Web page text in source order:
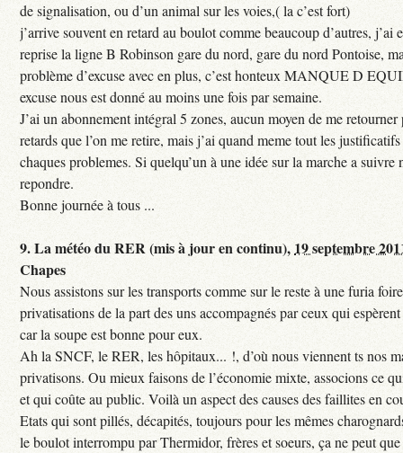
de signalisation, ou d’un animal sur les voies,( la c’est fort)
j’arrive souvent en retard au boulot comme beaucoup d’autres, j’ai
reprise la ligne B Robinson gare du nord, gare du nord Pontoise,
problème d’excuse avec en plus, c’est honteux MANQUE D
excuse nous est donné au moins une fois par semaine.
J’ai un abonnement intégral 5 zones, aucun moyen de me
retards que l’on me retire, mais j’ai quand meme tout les
chaques problemes. Si quelqu’un à une idée sur la marche a suivre
repondre.
Bonne journée à tous ...
9.La météo du RER (mis à jour en continu), 19 septembre
Chapes
Nous assistons sur les transports comme sur le reste à une furia
privatisations de la part des uns accompagnés par ceux qui
car la soupe est bonne pour eux.
Ah la SNCF, le RER, les hôpitaux... !, d’où nous viennent ts nos
privatisons. Ou mieux faisons de l’économie mixte, associons ce
et qui coûte au public. Voilà un aspect des causes des faillites en
Etats qui sont pillés, décapités, toujours pour les mêmes
le boulot interrompu par Thermidor, frères et soeurs, ça ne peut